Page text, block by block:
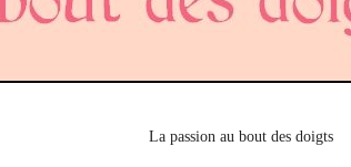
La passion au bout des doigts